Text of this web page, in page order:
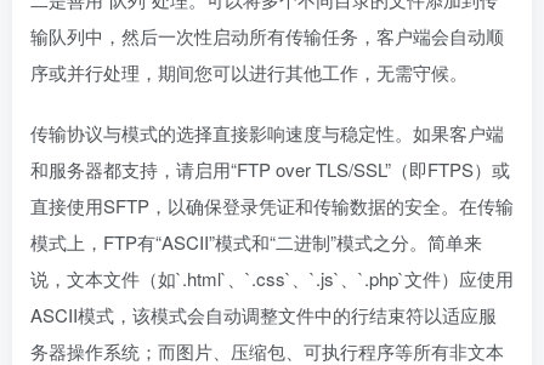
输队列中，然后一次性启动所有传输任务，客户端会自动顺
序或并行处理，期间您可以进行其他工作，无需守候。
传输协议与模式的选择直接影响速度与稳定性。如果客户端
和服务器都支持，请启用“FTP over TLS/SSL”（即FTPS）或
直接使用SFTP，以确保登录凭证和传输数据的安全。在传输
模式上，FTP有“ASCII”模式和“二进制”模式之分。简单来
说，文本文件（如`.html`、`.css`、`.js`、`.php`文件）应使用
ASCII模式，该模式会自动调整文件中的行结束符以适应服
务器操作系统；而图片、压缩包、可执行程序等所有非文本